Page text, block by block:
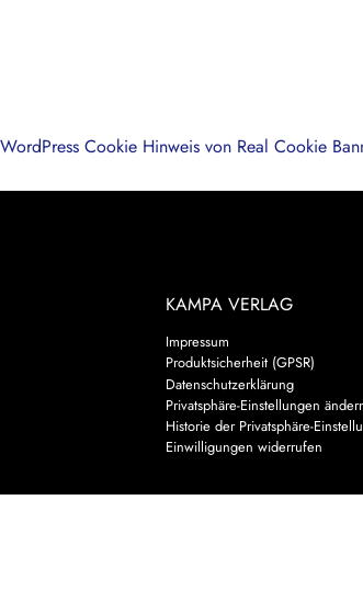
KAMPA VERLAG
Impressum
Produktsicherheit (GPSR)
Datenschutzerklärung
Privatsphäre-Einstellungen
Historie der Privatsphäre-
Einwilligungen widerrufen
WordPress Cookie Hinweis von Real Cookie